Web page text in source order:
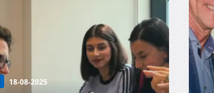
18-08-2025